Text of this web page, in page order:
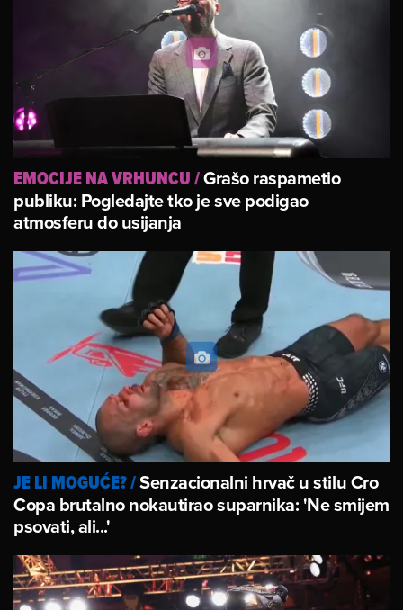
EMOCIJE NA VRHUNCU/Grašo raspametio
publiku: Pogledajte tko je sve podigao
atmosferu do usijanja
JE LI MOGUĆE?/Senzacionalni hrvač u stilu Cro
Copa brutalno nokautirao suparnika: 'Ne smijem
psovati, ali...'